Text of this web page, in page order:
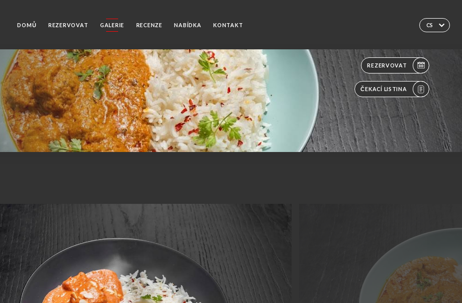
CS
DOMŮ REZERVOVAT GALERIE RECENZE NABÍDKA KONTAKT
REZERVOVAT
ČEKACÍ LISTINA